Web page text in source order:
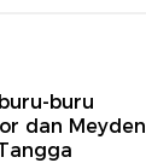
buru
dan Meyden